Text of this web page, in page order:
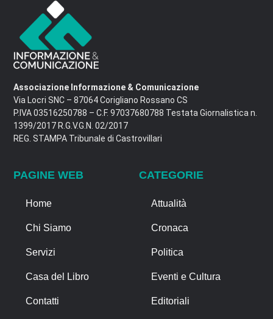
Associazione Informazione & Comunicazione
Via Locri SNC – 87064 Corigliano Rossano CS
P.IVA 03516250788 – C.F. 97037680788 Testata Giornalistica n.
1399/2017 R.G.V.G.N. 02/2017
REG. STAMPA Tribunale di Castrovillari
PAGINE WEB
Home
Chi Siamo
Servizi
Casa del Libro
Contatti
CATEGORIE
Attualità
Cronaca
Politica
Eventi e Cultura
Editoriali